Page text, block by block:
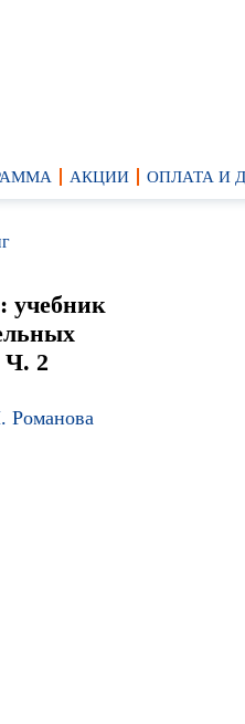
АКЦИИ ОПЛАТА И
учебник
Ч. 2
Романова